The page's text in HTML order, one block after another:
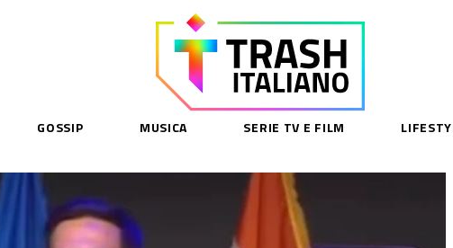
GOSSIP MUSICA SERIE TV E FILM